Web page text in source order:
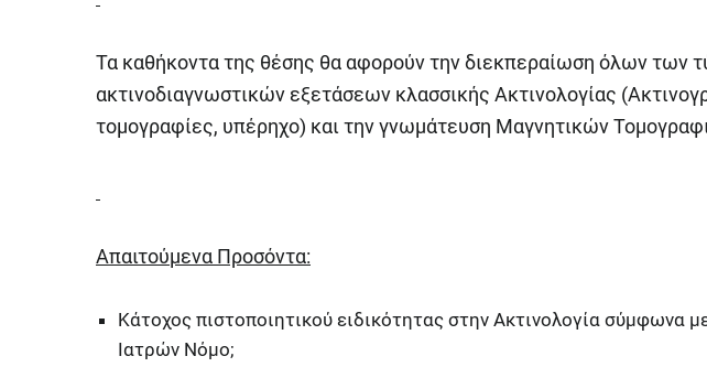
Τα καθήκοντα της θέσης θα αφορούν την διεκπεραίωση όλων των
ακτινοδιαγνωστικών εξετάσεων κλασσικής Ακτινολογίας
τομογραφίες, υπέρηχο) και την γνωμάτευση Μαγνητικών
Απαιτούμενα Προσόντα:
Κάτοχος πιστοποιητικού ειδικότητας στην Ακτινολογία σύμφωνα
Ιατρών Νόμο;